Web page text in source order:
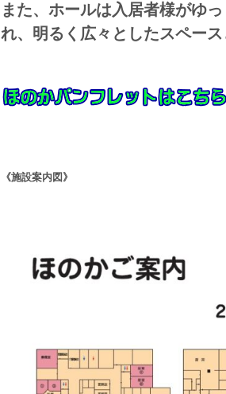
また、ホールは入居者様がゆ
れ、明るく広々としたスペース
《施設案内図》